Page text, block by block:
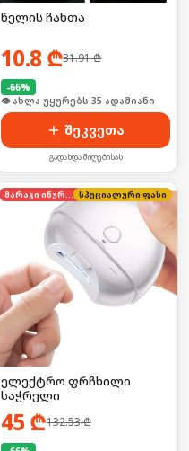
წელის ჩანთა
10.8 ₾31.91₾
-66%
🛒 ბოლო 24სთ-ში იყიდა 46-მა
შეკვეთა
გადახდა მიღებისას
მარაგი იწურება სპეციალური ფასი
ელექტრო ფრჩხილი
საჭრელი
45 ₾132.53₾